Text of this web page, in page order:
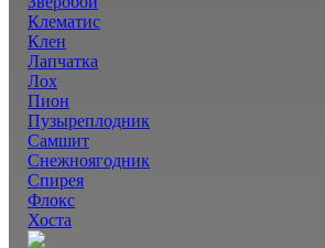
Клематис
Клен
Лапчатка
Лох
Пион
Пузыреплодник
Самшит
Снежноягодник
Спирея
Флокс
Хоста